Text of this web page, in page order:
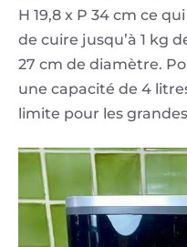
H 19,8 x P 34 cm ce
de cuire jusqu’à 1 kg
27 cm de diamètre.
une capacité de 4
limite pour les